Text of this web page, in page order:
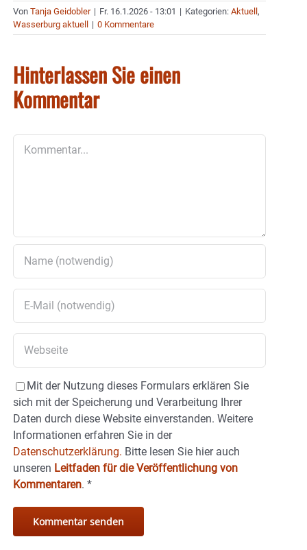
Von Tanja Geidobler | Fr. 16.1.2026 - 13:01 | Kategorien: Aktuell,
Wasserburg aktuell | 0 Kommentare
Hinterlassen Sie einen
Kommentar
Mit der Nutzung dieses Formulars erklären Sie
sich mit der Speicherung und Verarbeitung Ihrer
Daten durch diese Website einverstanden. Weitere
Informationen erfahren Sie in der
Datenschutzerklärung. Bitte lesen Sie hier auch
unseren Leitfaden für die Veröffentlichung von
Kommentaren. *